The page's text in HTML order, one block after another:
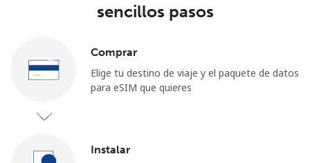
sencillos pasos
Comprar
Elige tu destino de viaje y el paquete de datos
para eSIM que quieres
Instalar